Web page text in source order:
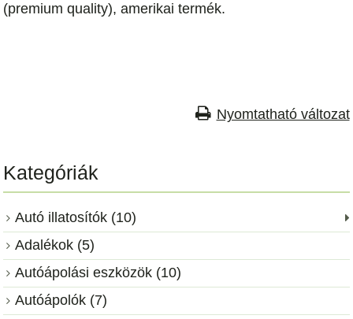
(premium quality), amerikai termék.
Nyomtatható változat
Kategóriák
Autó illatosítók (10)
Adalékok (5)
Autóápolási eszközök (10)
Autóápolók (7)